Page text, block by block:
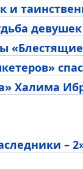
и
Халима
–